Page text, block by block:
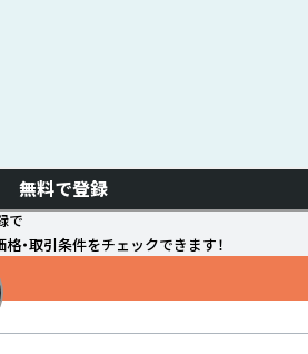
無料で登録
で
・取引条件をチェックできます！